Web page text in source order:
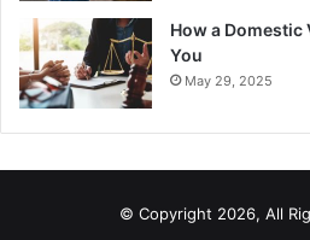
How a Domestic
You
May 29, 2025
© Copyright 2026, All